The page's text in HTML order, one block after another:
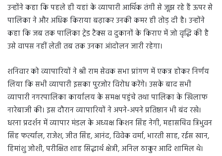
उन्होंने कहा कि पहले ही यहां के व्यापारी आर्थिक तंगी से जूझ रहे हैं ऊपर से
पालिका ने और अधिक किराया बढ़ाकर उनकी कमर ही तोड़ दी है। उन्होंने
कहा कि जब तक पालिका ट्रेड टैक्स व दुकानों के किराए में जो वृद्धि की है
उसे वापस नहीं लेती तब तक उनका आंदोलन जारी रहेगा।
शनिवार को व्यापारियों ने श्री राम सेवक सभा प्रांगण में एकत्र होकर निर्णय
लिया कि सभी व्यापारी इसका पुरजोर विरोध करेंगे। उसके बाद सभी
व्यापारी नगरपालिका कार्यालय के समक्ष पहुंचे तथा पालिका के खिलाफ
नारेबाजी की। इस दौरान व्यापारियों ने अपने-अपने प्रतिष्ठान भी बंद रखे।
धरना प्रदर्शन में व्यापार मंडल के अध्यक्ष किशन सिंह नेगी, महासचिव त्रिभुवन
सिंह फर्त्याल, राजेश, जीत सिंह, आनंद, विवेक वर्मा, भारती साह, रईस खान,
हिमांशु जोशी, परीक्षित शाह सिद्धार्थ क्षेत्री, अनिल ठाकुर आदि शामिल थे।